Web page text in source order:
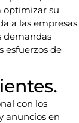
optimizar su
a las empresas
demandas
esfuerzos de
con los
anuncios en